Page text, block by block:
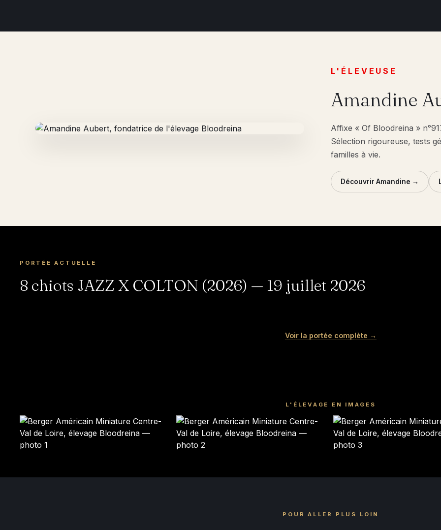
L'ÉLEVEUSE
Amandine
Affixe « Of Bloodreina »
Sélection rigoureuse, tests
familles à vie.
Découvrir Amandine →
PORTÉE ACTUELLE
8 chiots JAZZ X COLTON (2026) — 19 juillet 2026
Mâle · noir tricoloreVoir la portée complète →
L'ÉLEVAGE EN IMAGES
POUR ALLER PLUS LOIN